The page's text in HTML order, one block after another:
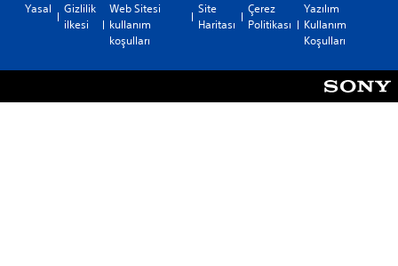
Yasal
Gizlilik
ilkesi
Web Sitesi
kullanım
koşulları
Site
Haritası
Çerez
Politikası
Yazılım
Kullanım
Koşulları